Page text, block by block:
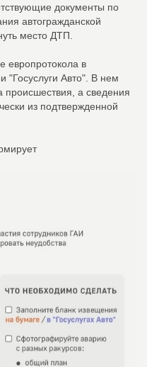
документы по
автогражданской
место ДТП.
европротокола в
"Госуслуги Авто". В нем
а сведения
из подтвержденной